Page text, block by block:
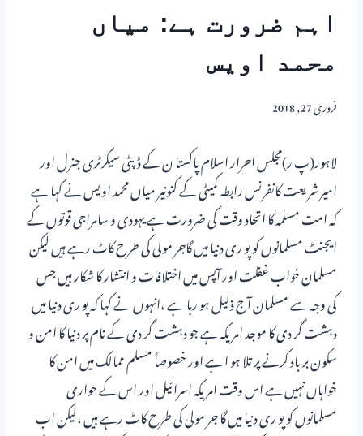
اہم ضرورت ہے: میاں
محمد اویس
فروری 27, 2018
لاہور(پ ر)مجلس احرار اسلام پاکستا ن کے ڈپٹی سیکرٹری جنرل اور
امیر شریعت کانفرنس رابطہ کمیٹی کے کنونیر میاں محمد اویس نے کہا ہے
کہ امت مسلمہ کا اتحاد وقت کی ضرورت ہے یہودی و سامراجی قوتوں کے
ایجنٹ مسلمانوں کو پو ری دنیا میں گاجر مولی کی طرح کاٹ رہے ہیں لیکن
مسلمان خواب غفلت اور آپس میں اختلافات و انتشار کا شکار ہیں جس
کی وجہ سے مسلمان آج ذلیل ہو رہا ہے ،انہوں نے کہا کہ پو ری دنیا میں
دہشت گر دی کا موجد امریکہ ہے جو دہشت گر دی کے نام پر دنیا کا امن و
سکون بر باد کرنے پر تلا ہو ا ہے اور خصوصاً مسلم ممالک میں امن کا
خواہاں نہیں ہے اس وقت امریکہ اسرائیل اور اس کے حواری
مسلمانوں کو پو ری دنیا میں گا جر مولی کی طرح کاٹ رہے ہیں ،لیکن اب